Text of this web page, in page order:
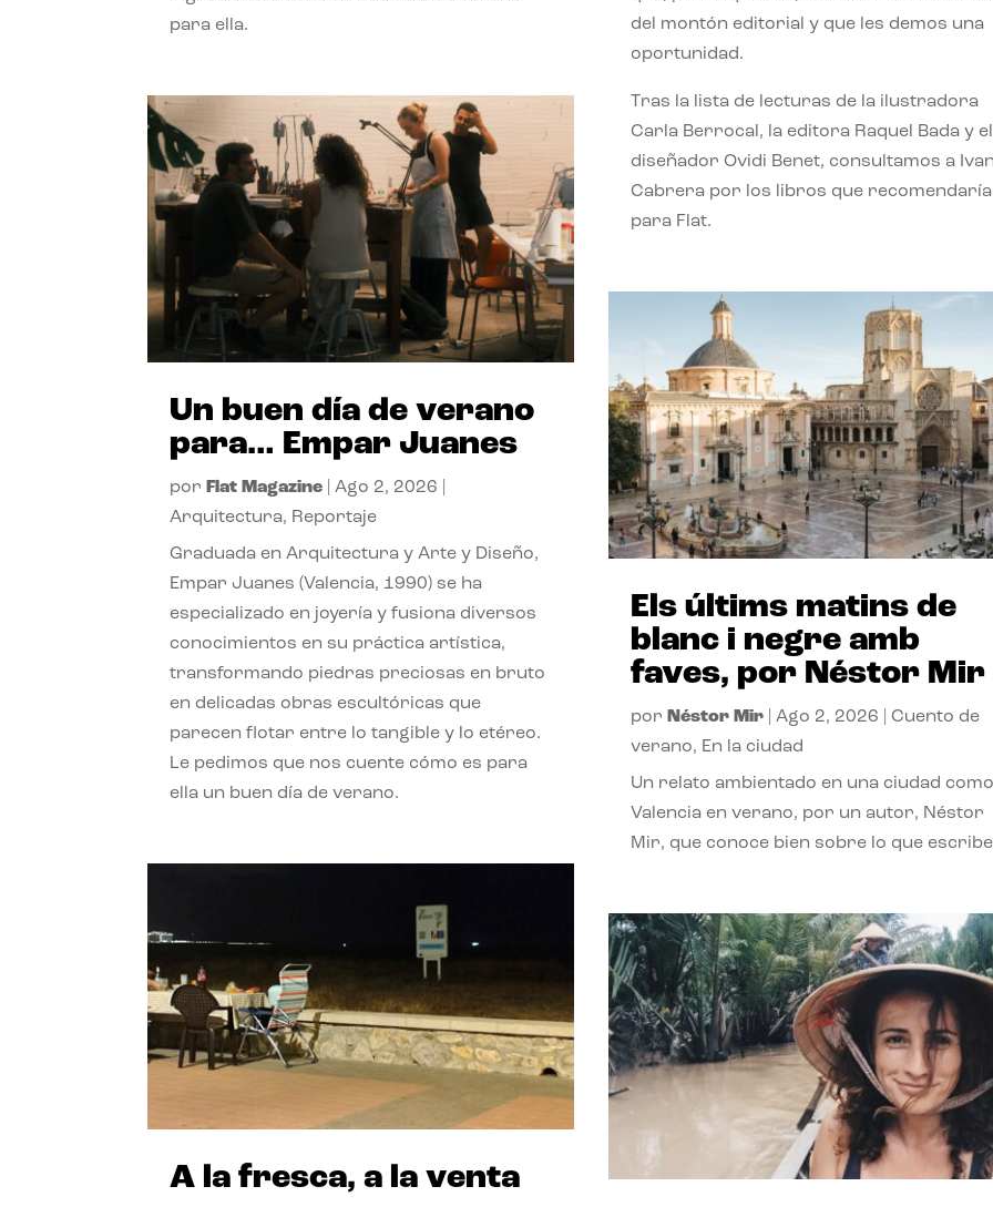
para ella.
Un buen día de verano
para… Empar Juanes
por Flat Magazine |Ago 2, 2026
Arquitectura, Reportaje
Graduada en Arquitectura y Arte y Diseño,
Empar Juanes (Valencia, 1990) se ha
especializado en joyería y fusiona diversos
conocimientos en su práctica artística,
transformando piedras preciosas en bruto
en delicadas obras escultóricas que
parecen flotar entre lo tangible y lo etéreo.
Le pedimos que nos cuente cómo es para
ella un buen día de verano.
A la fresca, a la venta
del montón editorial y que les demos una
oportunidad.
Tras la lista de lecturas de la ilustradora
Carla Berrocal, la editora Raquel Bada y el
diseñador Ovidi Benet, consultamos a
Cabrera por los libros que recomendaría
para Flat.
Els últims matins de
blanc i negre amb
faves, por Néstor Mir
por Néstor Mir| Ago 2, 2026
Cuento de
verano, En la ciudad
Un relato ambientado en una ciudad como
Valencia en verano, por un autor, Néstor
Mir, que conoce bien sobre lo que